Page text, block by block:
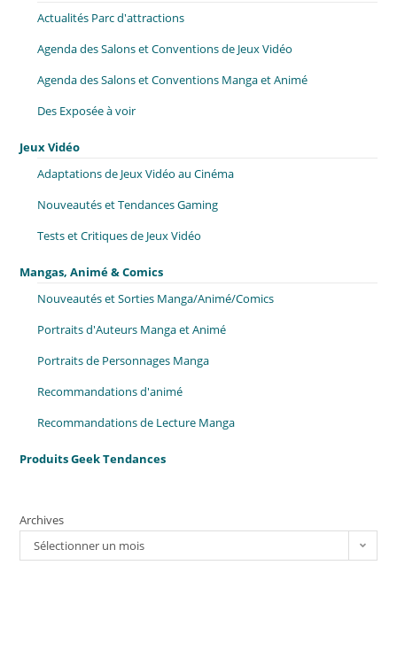
Actualités Parc d'attractions
Agenda des Salons et Conventions de Jeux Vidéo
Agenda des Salons et Conventions Manga et Animé
Des Exposée à voir
Jeux Vidéo
Adaptations de Jeux Vidéo au Cinéma
Nouveautés et Tendances Gaming
Tests et Critiques de Jeux Vidéo
Mangas, Animé & Comics
Nouveautés et Sorties Manga/Animé/Comics
Portraits d'Auteurs Manga et Animé
Portraits de Personnages Manga
Recommandations d'animé
Recommandations de Lecture Manga
Produits Geek Tendances
Archives
Sélectionner un mois